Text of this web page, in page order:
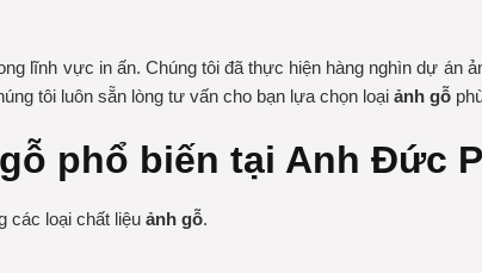
lĩnh vực in ấn. Chúng tôi đã thực hiện hàng nghìn dự án
tôi luôn sẵn lòng tư vấn cho bạn lựa chọn loại ảnh gỗ
phổ biến tại Anh Đức
các loại chất liệu ảnh gỗ.